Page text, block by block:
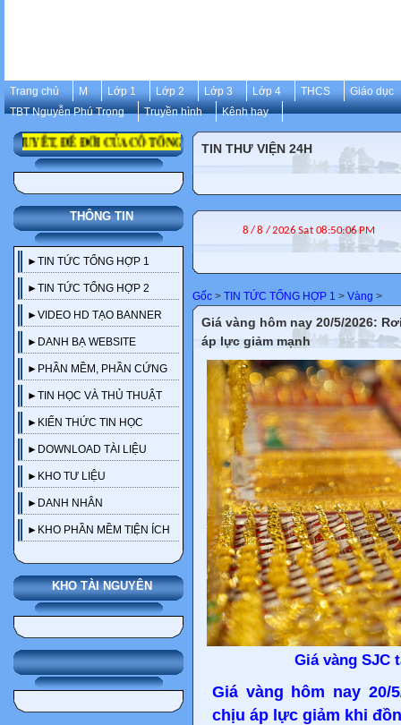
Trang chủ M Lớp 1 Lớp 2 Lớp 3 Lớp 4 THCS
Giáo dục
TBT Nguyễn Phú Trọng
Truyền hình Kênh hay
ĐỂ ĐỜI CỦA CỐ TỔNG BÍ THƯ NGUYỄN PHÚ TRỌNG
THÔNG TIN
►TIN TỨC TỔNG HỢP 1
►TIN TỨC TỔNG HỢP 2
►VIDEO HD TẠO BANNER
►DANH BẠ WEBSITE
►PHẦN MỀM, PHẦN CỨNG
►TIN HỌC VÀ THỦ THUẬT
►KIẾN THỨC TIN HỌC
►DOWNLOAD TÀI LIỆU
►KHO TƯ LIỆU
►DANH NHÂN
►KHO PHẦN MỀM TIỆN ÍCH
KHO TÀI NGUYÊN
TIN THƯ VIỆN 24H
Gốc > TIN TỨC TỔNG HỢP 1 > Vàng >
Giá vàng hôm nay 20/5/2026:
áp lực giảm mạnh
Giá vàng SJC
Giá vàng hôm nay
chịu áp lực giảm khi